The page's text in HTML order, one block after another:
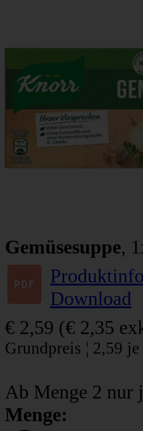
Gemüsesuppe,
Download
€ 2,59 (€ 2,35
Grundpreis ¦ 2,59
Ab Menge 2 nur
Menge: